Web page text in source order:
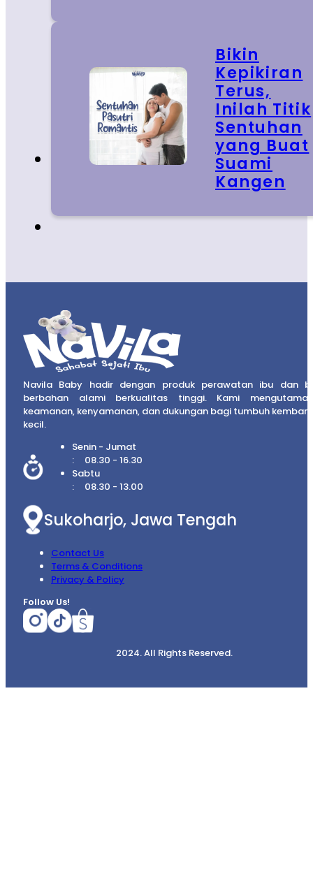
Bikin
Kepikiran
Terus,
Inilah Titik
Sentuhan
yang Buat
Suami
Kangen
Navila Baby hadir dengan produk perawatan ibu dan
berbahan alami berkualitas tinggi. Kami
keamanan, kenyamanan, dan dukungan bagi tumbuh
kecil.
Senin - Jumat
08.30 - 16.30
Sabtu
08.30 - 13.00
Sukoharjo, Jawa Tengah
Contact Us
Terms & Conditions
Privacy & Policy
Follow Us!
2024. All Rights Reserved.